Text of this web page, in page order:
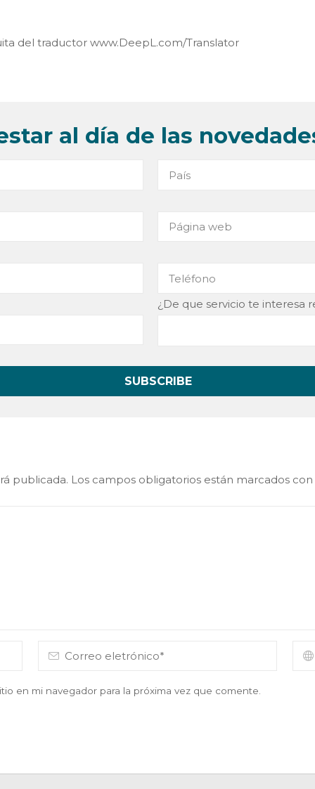
del traductor www.DeepL.com/Translator
al día de las
¿De que servicio te interesa
publicada. Los campos obligatorios están marcados con
en mi navegador para la próxima vez que comente.